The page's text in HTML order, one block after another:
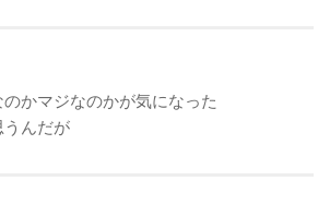
かマジなのかが気になった
んだが